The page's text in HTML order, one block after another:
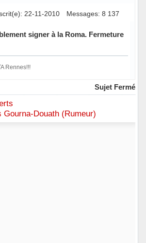
22-11-2010 Messages: 8 137
signer à la Roma. Fermeture
Rennes!!!
Sujet Fermé
Gourna-Douath (Rumeur)